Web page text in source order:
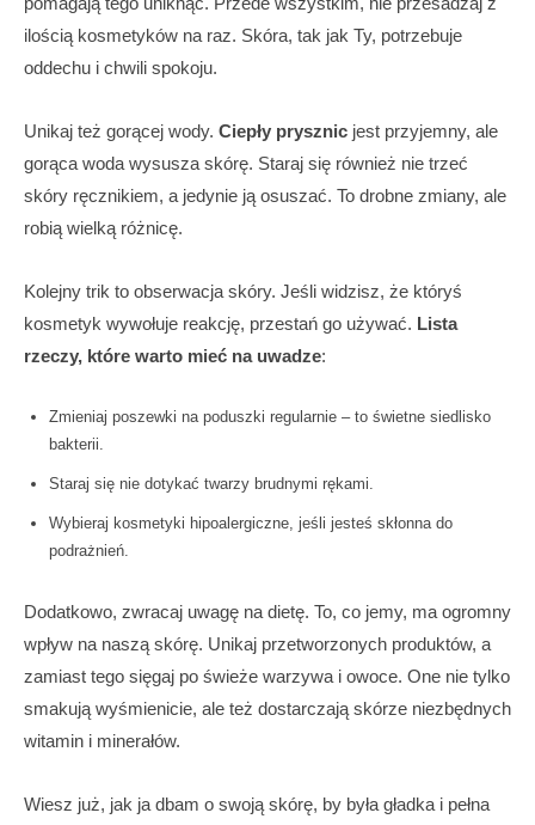
ilością kosmetyków na raz. Skóra, tak jak Ty, potrzebuje
oddechu i chwili spokoju.
Unikaj też gorącej wody. Ciepły prysznic jest przyjemny, ale
gorąca woda wysusza skórę. Staraj się również nie trzeć
skóry ręcznikiem, a jedynie ją osuszać. To drobne zmiany, ale
robią wielką różnicę.
Kolejny trik to obserwacja skóry. Jeśli widzisz, że któryś
kosmetyk wywołuje reakcję, przestań go używać. Lista
rzeczy, które warto mieć na uwadze:
Zmieniaj poszewki na poduszki regularnie – to świetne siedlisko
bakterii.
Staraj się nie dotykać twarzy brudnymi rękami.
Wybieraj kosmetyki hipoalergiczne, jeśli jesteś skłonna do
podrażnień.
Dodatkowo, zwracaj uwagę na dietę. To, co jemy, ma ogromny
wpływ na naszą skórę. Unikaj przetworzonych produktów, a
zamiast tego sięgaj po świeże warzywa i owoce. One nie tylko
smakują wyśmienicie, ale też dostarczają skórze niezbędnych
witamin i minerałów.
Wiesz już, jak ja dbam o swoją skórę, by była gładka i pełna